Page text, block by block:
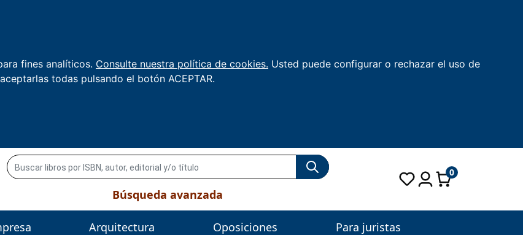
fines analíticos. Consulte nuestra política de cookies. Usted puede configurar o rechazar el uso de
todas pulsando el botón ACEPTAR.
Búsqueda avanzada
0
Arquitectura Oposiciones Para juristas